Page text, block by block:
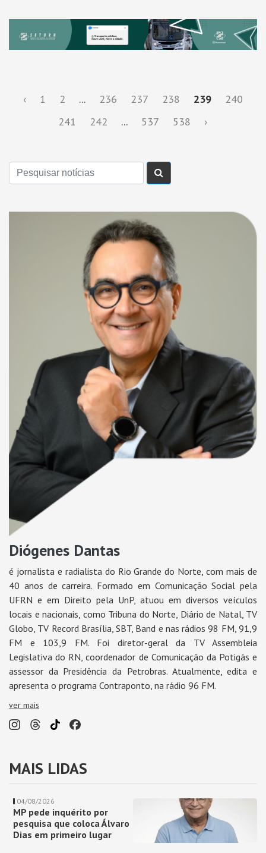
‹ 1 2 ... 236 237 238 239
240
241
242 ... 537 538 ›
Buscar
Diógenes Dantas
é jornalista e radialista do Rio Grande do Norte, com mais de
40 anos de carreira. Formado em Comunicação Social pela
UFRN e em Direito pela UnP, atuou em diversos veículos
locais e nacionais, como Tribuna do Norte, Diário de Natal, TV
Globo, TV Record Brasília, SBT, Band e nas rádios 98 FM, 91,9
FM e 103,9 FM. Foi diretor-geral da TV Assembleia
Legislativa do RN, coordenador de Comunicação da Potigás e
assessor da Presidência da Petrobras. Atualmente, edita e
apresenta o programa Contraponto, na rádio 96 FM.
ver mais
MAIS LIDAS
04/08/2026
MP pede inquérito por
pesquisa que coloca Álvaro
Dias em primeiro lugar